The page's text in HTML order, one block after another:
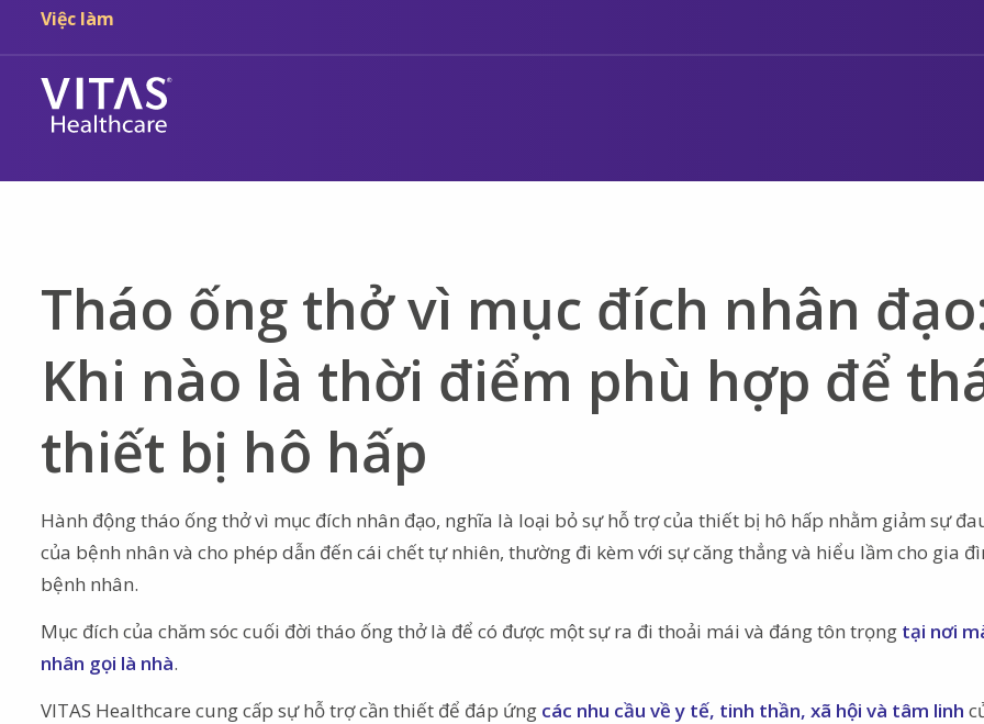
Chuyển đến nội dung chính
Chuyển đến điều hướng
Việc làm
Tháo ống thở vì mục đích nhân
Khi nào là thời điểm phù hợp để
thiết bị hô hấp
Hành động tháo ống thở vì mục đích nhân đạo, nghĩa là loại bỏ sự hỗ trợ của thiết bị hô hấp nhằm giảm sự
của bệnh nhân và cho phép dẫn đến cái chết tự nhiên, thường đi kèm với sự căng thẳng và hiểu lầm cho gia
bệnh nhân.
Mục đích của chăm sóc cuối đời tháo ống thở là để có được một sự ra đi thoải mái và đáng tôn trọng tại nơi
nhân gọi là nhà.
VITAS Healthcare cung cấp sự hỗ trợ cần thiết để đáp ứng các nhu cầu về y tế, tinh thần, xã hội và tâm linh